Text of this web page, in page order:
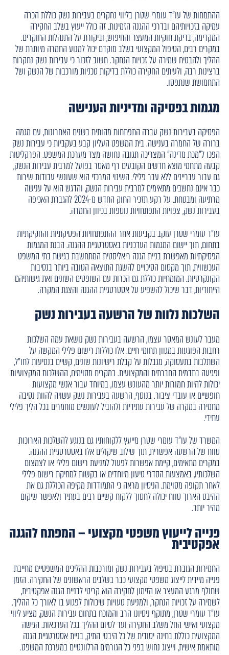
ההתמחות של עו"ד עומרי שטרן בליווי נחקרים בעבירות נשק כוללת הכרה
עמיקה בזכויותיהם ובדרכי ההגנה הזמינות. זה כולל ייעוץ בשלב החקירה
המקדימה, בדיקת חוקיות המעצר והחיפוש, וביקורת על התנהלות החוקרים.
במקרים רבים, הטיפול המקצועי בשלב מוקדם יכול למנוע החמרה מיותרת של
ההליך ולהבטיח שמירה על זכויות הנחקר. חשוב לזכור כי עבירות נשק נחקרות
ברצינות רבה, ולעיתים החקירה כוללת בדיקות טכניות מורכבות של הנשק ושל
התחמושת שנתפסו.
מגמות בפסיקה ומדיניות הענישה
הפסיקה בעבירות נשק עברה התפתחות מהותית בשנים האחרונות, עם מגמה
ברורה של החמרה בענישה. בית המשפט העליון קבע בעקביות כי עבירות נשק
הפכו ל"מכת מדינה" המצריכה תגובה נחושה מצד מערכת המשפט. הפרקליטות
קבעה מתחמי מוצא חדשים הקובעים רף מאסר בפועל למרבית עבירות הנשק,
גם עבור עבריינים ללא עבר פלילי. השינוי המרכזי הוא שעונשי עבודות שירות
כבר אינם נחשבים מתאימים למרבית עבירות הנשק, והדגש הוא על ענישה
מרתיעה ומבטחת. על רקע תזכיר החוק החדש מ-2024 להגברת האכיפה
בעבירות נשק, צפויות התפתחויות נוספות בכיוון החמרה.
עו"ד עומרי שטרן עוקב בקביעות אחר ההתפתחויות הפסיקתיות והחקיקתיות
בתחום, תוך יישום המגמות העדכניות באסטרטגיית ההגנה. הבנת המגמות
הפסיקתיות מאפשרת בניית הגנה ריאליסטית המתחשבת בגישת בתי המשפט
העכשווית, תוך מקסום הסיכויים להשגת התוצאה הטובה ביותר בנסיבות
הקונקרטיות. המומחיות כוללת גם הכרות עם השופטים השונים ואת גישותיהם
הייחודיות, דבר שיכול להשפיע על אסטרטגיית ההגנה והצגת המקרה.
השלכות נלוות של הרשעה בעבירות נשק
מעבר לעונש המאסר עצמו, הרשעה בעבירות נשק נושאת עמה השלכות
רחבות הפוגעות במגוון תחומי חיים. אלו כוללות רישום פלילי המקשה על
השתלבות בתעסוקה, מגבלות על קבלת רישיונות שונים, קשיים בנסיעות לחו"ל,
ופגיעה בתדמית החברתית והמקצועית. במקרים מסוימים, ההשלכות המקצועיות
יכולות להיות חמורות יותר מהעונש עצמו, במיוחד עבור אנשי מקצועות
חופשיים או עובדי ציבור. בנוסף, הרשעה בעבירות נשק עשויה להוות נסיבה
מחמירה במקרה של עבירות עתידיות ולהוביל לעונשים מוחמרים בכל הליך פלילי
עתידי.
המשרד של עו"ד עומרי שטרן מייעץ ללקוחותיו גם בנוגע להשלכות הארוכות
טווח של הרשעה אפשרית, תוך שילוב שיקולים אלו באסטרטגיית ההגנה.
במקרים מתאימים, קיימת אפשרות לפעול למניעת רישום פלילי או לצמצום
השלכותיו, באמצעות הסדרי טיעון מיוחדים או בקשות למחיקת רישום פלילי
לאחר תקופה מסוימת. הניסיון מראה כי התמודדות מקיפה הכוללת גם את
ההיבט הארוך טווח יכולה לחסוך ללקוח קשיים רבים בעתיד ולאפשר שיקום
מהיר יותר.
פנייה לייעוץ משפטי מקצועי – המפתח להגנה
אפקטיבית
החמירות הגוברת בטיפול בעבירות נשק ומורכבות ההליכים המשפטיים מחייבת
פנייה מיידית לייצוג משפטי מקצועי כבר בשלבים הראשונים של החקירה. הזמן
שחולף מרגע המעצר או הזימון לחקירה הוא קריטי לבניית הגנה אפקטיבית,
לשמירה על זכויות הנחקר, ולמניעת טעויות שיכולות לפגוע בו לאורך כל ההליך.
עו"ד עומרי שטרן, מתוקף ניסיונו הרב והמוכח בתחום עבירות הנשק, מציע ליווי
מקצועי ואישי החל משלב החקירה ועד לסיום ההליך בכל הערכאות. הגישה
המקצועית כוללת בחינה יסודית של כל היבטי התיק, בניית אסטרטגיית הגנה
מותאמת אישית, וייצוג נחוש בפני כל הגורמים הרלוונטיים במערכת המשפט.